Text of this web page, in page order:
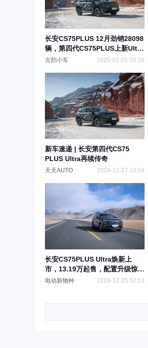
长安CS75PLUS 12月劲销28098
辆，第四代CS75PLUS上新Ultra
版，购车权益走心
古韵小车 2025-01-05 05:28
新车速递 | 长安第四代CS75
PLUS Ultra再续传奇
天天AUTO 2024-12-27 10:59
长安CS75PLUS Ultra焕新上
市，13.19万起售，配置升级惊喜
连连！
电动新物种 2024-12-25 02:53